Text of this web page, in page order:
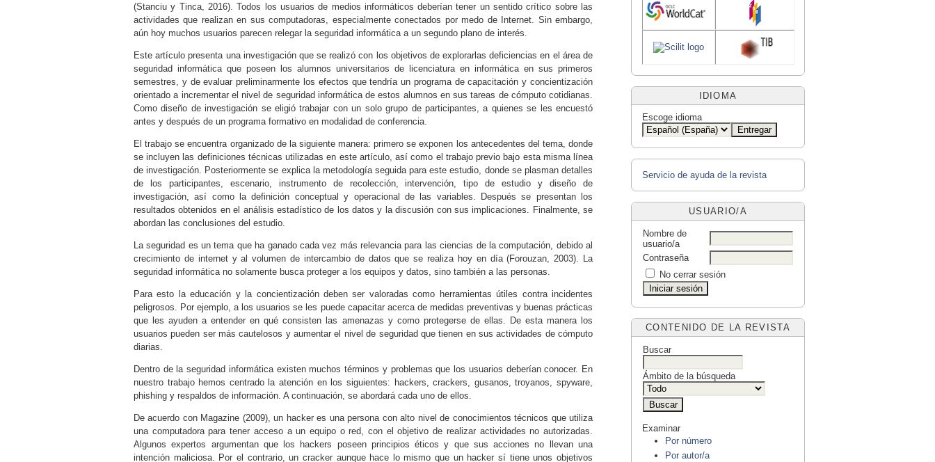
IDIOMA
Escoge idioma
Servicio de ayuda de la revista
USUARIO/A
Nombre de
usuario/a
Contraseña
No cerrar sesión
CONTENIDO DE LA REVISTA
Buscar
Ámbito de la búsqueda
Examinar
Por número
Por autor/a
(Stanciu y Tinca, 2016). Todos los usuarios de medios informáticos deberían tener un sentido crítico sobre las
actividades que realizan en sus computadoras, especialmente conectados por medo de Internet. Sin embargo,
aún hoy muchos usuarios parecen relegar la seguridad informática a un segundo plano de interés.
Este artículo presenta una investigación que se realizó con los objetivos de explorarlas deficiencias en el área de
seguridad informática que poseen los alumnos universitarios de licenciatura en informática en sus primeros
semestres, y de evaluar preliminarmente los efectos que tendría un programa de capacitación y concientización
orientado a incrementar el nivel de seguridad informática de estos alumnos en sus tareas de cómputo cotidianas.
Como diseño de investigación se eligió trabajar con un solo grupo de participantes, a quienes se les encuestó
antes y después de un programa formativo en modalidad de conferencia.
El trabajo se encuentra organizado de la siguiente manera: primero se exponen los antecedentes del tema, donde
se incluyen las definiciones técnicas utilizadas en este artículo, así como el trabajo previo bajo esta misma línea
de investigación. Posteriormente se explica la metodología seguida para este estudio, donde se plasman detalles
de los participantes, escenario, instrumento de recolección, intervención, tipo de estudio y diseño de
investigación, así como la definición conceptual y operacional de las variables. Después se presentan los
resultados obtenidos en el análisis estadístico de los datos y la discusión con sus implicaciones. Finalmente, se
abordan las conclusiones del estudio.
La seguridad es un tema que ha ganado cada vez más relevancia para las ciencias de la computación, debido al
crecimiento de internet y al volumen de intercambio de datos que se realiza hoy en día (Forouzan, 2003). La
seguridad informática no solamente busca proteger a los equipos y datos, sino también a las personas.
Para esto la educación y la concientización deben ser valoradas como herramientas útiles contra incidentes
peligrosos. Por ejemplo, a los usuarios se les puede capacitar acerca de medidas preventivas y buenas prácticas
que les ayuden a entender en qué consisten las amenazas y como protegerse de ellas. De esta manera los
usuarios pueden ser más cautelosos y aumentar el nivel de seguridad que tienen en sus actividades de cómputo
diarias.
Dentro de la seguridad informática existen muchos términos y problemas que los usuarios deberían conocer. En
nuestro trabajo hemos centrado la atención en los siguientes: hackers, crackers, gusanos, troyanos, spyware,
phishing y respaldos de información. A continuación, se abordará cada uno de ellos.
De acuerdo con Magazine (2009), un hacker es una persona con alto nivel de conocimientos técnicos que utiliza
una computadora para tener acceso a un equipo o red, con el objetivo de realizar actividades no autorizadas.
Algunos expertos argumentan que los hackers poseen principios éticos y que sus acciones no llevan una
intención maliciosa. Por el contrario, un cracker aunque hace lo mismo que un hacker sí tiene unos objetivos